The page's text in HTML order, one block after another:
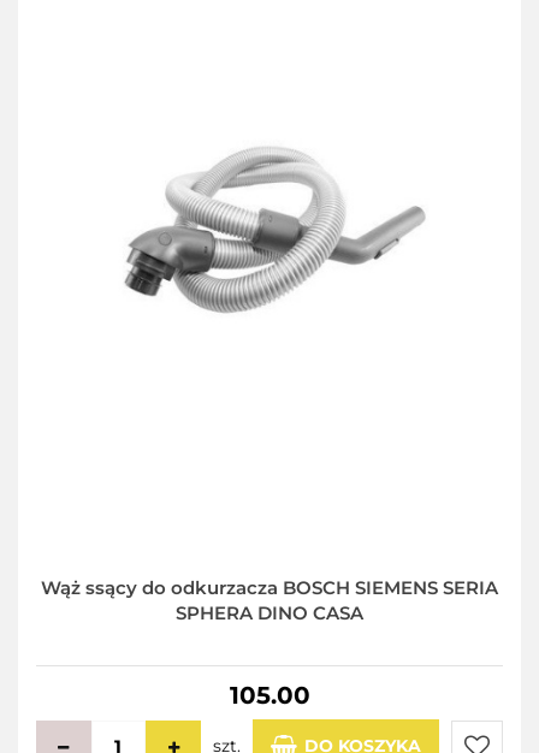
Wąż ssący do odkurzacza BOSCH SIEMENS SERIA
SPHERA DINO CASA
105.00
szt. DO KOSZYKA